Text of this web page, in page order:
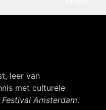
leer van
met culturele
Amsterdam.